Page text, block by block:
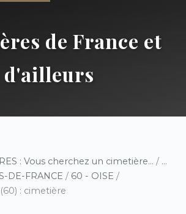
de France et
d'ailleurs
: Vous cherchez un cimetière... / ...
DE-FRANCE / 60 - OISE /
: cimetière